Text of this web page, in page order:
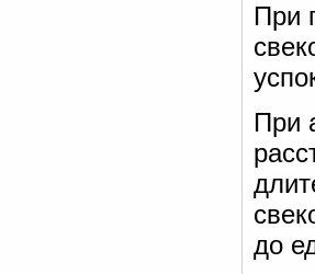
При
При
до